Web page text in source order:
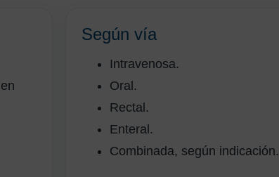
Según vía
Intravenosa.
Oral.
Rectal.
Enteral.
Combinada, según indicación.